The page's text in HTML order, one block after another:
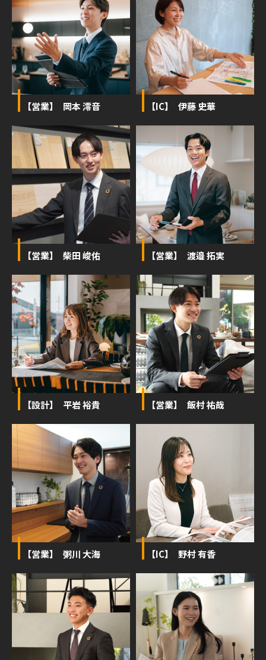
【営業】 岡本 澪音 【IC】 伊藤 史華
【営業】 柴田 峻佑 【営業】 渡邉 拓実
【設計】 平岩 裕貴 【営業】 飯村 祐哉
【営業】 粥川 大海 【IC】 野村 有香